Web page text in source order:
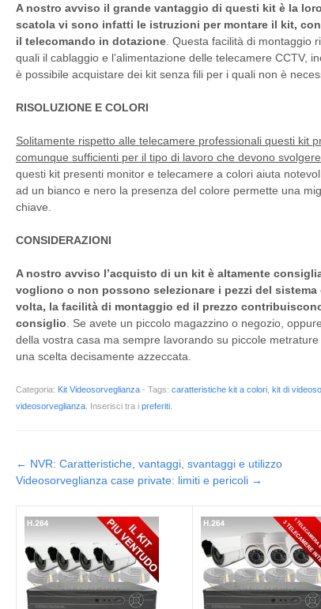
A nostro avviso il grande vantaggio di questi kit è la
scatola vi sono infatti le istruzioni per montare il kit,
il telecomando in dotazione . Questa facilità di montaggio
quali il cablaggio e l’alimentazione delle telecamere CCTV,
è possibile acquistare dei kit senza fili per i quali non è
RISOLUZIONE E COLORI
Solitamente rispetto alle telecamere professionali questi kit
comunque sufficienti per il tipo di lavoro che devono svolgere
questi kit presenti monitor e telecamere a colori aiuta
ad un bianco e nero la presenza del colore permette una
chiave.
CONSIDERAZIONI
A nostro avviso l’acquisto di un kit è altamente
vogliono o non possono selezionare i pezzi del
volta, la facilità di montaggio ed il prezzo
consiglio . Se avete un piccolo magazzino o negozio,
della vostra casa ma sempre lavorando su piccole
una scelta decisamente azzeccata.
Categoria: Kit Videosorveglianza - Tags: caratteristiche kit a colori kit di
videosorveglianza . Inserisci tra i preferiti
Post navigation
← NVR: Caratteristiche, vantaggi, svantaggi e utilizzo
Videosorveglianza case private: limiti e pericoli →